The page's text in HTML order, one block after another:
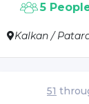
Kalkan /
5
51